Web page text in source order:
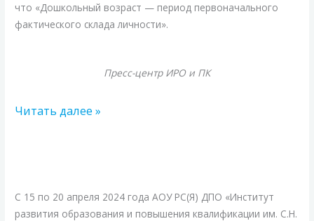
что «Дошкольный возраст — период первоначального
фактического склада личности».
Пресс-центр ИРО и ПК
Читать далее »
С 15 по 20 апреля 2024 года АОУ РС(Я) ДПО «Институт
развития образования и повышения квалификации им. С.Н.
в
Санкт-